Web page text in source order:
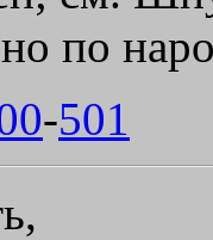
по
-501